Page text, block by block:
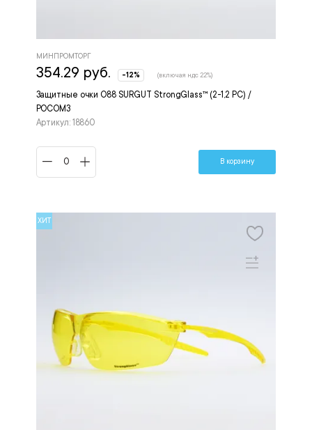
Защитные очки О88 SURGUT StrongGlass™ (2-1,2 РС) /
РОСОМЗ
Артикул: 18860
МИНПРОМТОРГ
354.29 руб. -12% (включая ндс 22%)
В корзину
ХИТ